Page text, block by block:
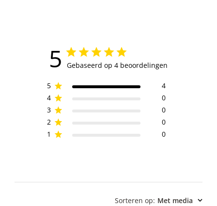
5 Gebaseerd op 4 beoordelingen
5
4
4
0
3
0
2
0
1
0
Sorteren op: Met media